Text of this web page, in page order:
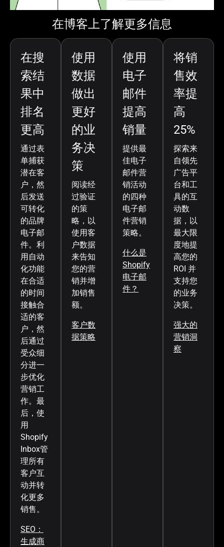
在博客上了解更多信息
在搜
索结
果中
排名
更高
通过表
单捕获
潜在客
户，然
后发送
可转化
的品牌
电子邮
件。利
用自动
化功能
在合适
的时间
接触合
适的客
户，然
后通过
受众细
分进一
步优化
营销工
作。最
后，使
用
Shopify
Inbox管
理所有
客户互
动并转
化更多
销售。
SEO：
生成商
使用
数据
做出
更好
的业
务决
策
阅读经
过验证
的策
略，以
使用客
户数据
来告知
您的营
销并增
加销售
额。
客户数
据策略
使用
电子
邮件
提高
销量
提供最
佳电子
邮件营
销活动
的四种
电子邮
件营销
策略。
什么是
Shopify
电子邮
件？
将销
售效
率提
高
25%
探索来
自领先
广告平
台和工
具的互
动数
据，以
最大限
度地提
高您的
ROI 并
支持您
的业务
决策。
强大的
营销洞
察